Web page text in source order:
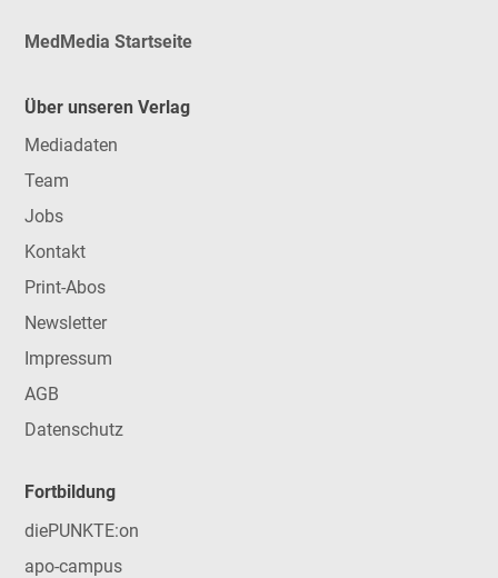
MedMedia Startseite
Über unseren Verlag
Mediadaten
Team
Jobs
Kontakt
Print-Abos
Newsletter
Impressum
AGB
Datenschutz
Fortbildung
diePUNKTE:on
apo-campus